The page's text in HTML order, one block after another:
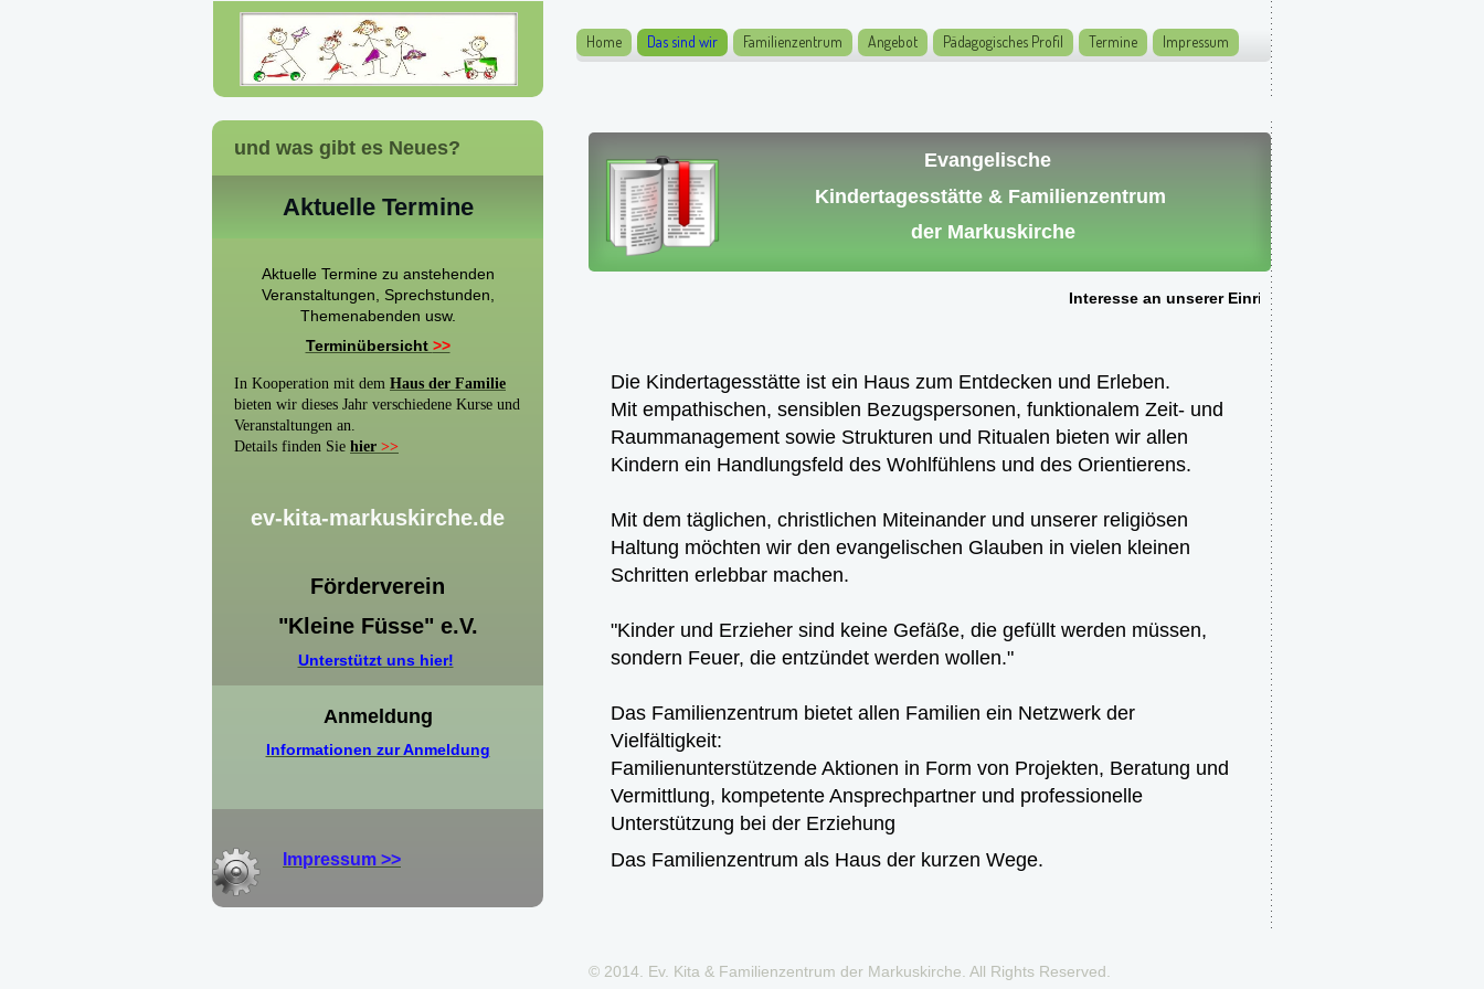
Home Das sind wir Familienzentrum Angebot Pädagogisches Profil Termine Impressum
und was gibt es Neues?
Aktuelle Termine
Aktuelle Termine zu anstehenden
Veranstaltungen, Sprechstunden,
Themenabenden usw.
Terminübersicht >>
In Kooperation mit dem Haus der Familie
bieten wir dieses Jahr verschiedene Kurse und
Veranstaltungen an.
Details finden Sie hier >>
ev-kita-markuskirche.de
Förderverein
"Kleine Füsse" e.V.
Unterstützt uns hier!
Anmeldung
Informationen zur Anmeldung
Impressum >>
Evangelische
Kindertagesstätte & Familienzentrum
der Markuskirche
Interesse an unserer Einrichtung? - Rufen Sie uns
Die Kindertagesstätte ist ein Haus zum Entdecken und Erleben.
Mit empathischen, sensiblen Bezugspersonen, funktionalem Zeit- und
Raummanagement sowie Strukturen und Ritualen bieten wir allen
Kindern ein Handlungsfeld des Wohlfühlens und des Orientierens.
Mit dem täglichen, christlichen Miteinander und unserer religiösen
Haltung möchten wir den evangelischen Glauben in vielen kleinen
Schritten erlebbar machen.
"Kinder und Erzieher sind keine Gefäße, die gefüllt werden müssen,
sondern Feuer, die entzündet werden wollen."
Das Familienzentrum bietet allen Familien ein Netzwerk der
Vielfältigkeit:
Familienunterstützende Aktionen in Form von Projekten, Beratung und
Vermittlung, kompetente Ansprechpartner und professionelle
Unterstützung bei der Erziehung
Das Familienzentrum als Haus der kurzen Wege.
© 2014. Ev. Kita & Familienzentrum der Markuskirche. All Rights Reserved.